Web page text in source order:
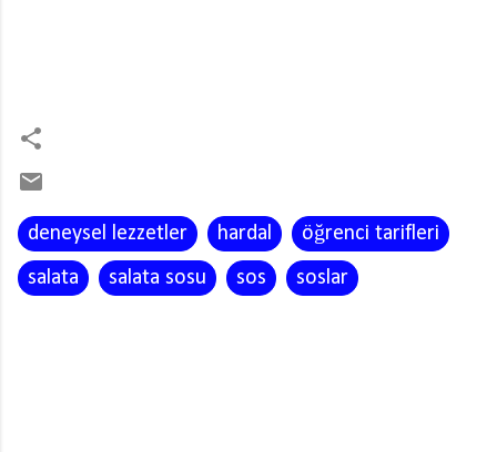
deneysel lezzetler hardal
öğrenci tarifleri
salata
salata sosu sos soslar